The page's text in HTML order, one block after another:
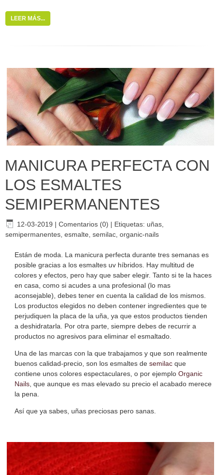
LEER MÁS...
MANICURA PERFECTA CON
LOS ESMALTES
SEMIPERMANENTES
12-03-2019 | Comentarios (0) | Etiquetas: uñas
semipermanentes esmalte semilac organic-nails
Están de moda. La manicura perfecta durante tres semanas es
posible gracias a los esmaltes uv híbridos. Hay multitud de
colores y efectos, pero hay que saber elegir. Tanto si te la haces
en casa, como si acudes a una profesional (lo mas
aconsejable), debes tener en cuenta la calidad de los mismos.
Los productos elegidos no deben contener ingredientes que te
perjudiquen la placa de la uña, ya que estos productos tienden
a deshidratarla. Por otra parte, siempre debes de recurrir a
productos no agresivos para eliminar el esmaltado.
Una de las marcas con la que trabajamos y que son realmente
buenos calidad-precio, son los esmaltes de semilac que
contiene unos colores espectaculares, o por ejemplo Organic
Nails , que aunque es mas elevado su precio el acabado merece
la pena.
Así que ya sabes, uñas preciosas pero sanas.